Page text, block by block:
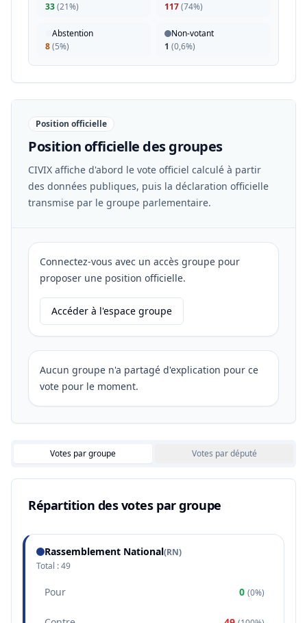
33(21%)
117(74%)
Abstention
8(5%)
Non-votant
1 (0,6%)
Position officielle
Position officielle des groupes
CIVIX affiche d'abord le vote officiel calculé à partir
des données publiques, puis la déclaration officielle
transmise par le groupe parlementaire.
Connectez-vous avec un accès groupe pour
proposer une position officielle.
Accéder à l'espace groupe
Aucun groupe n'a partagé d'explication pour ce
vote pour le moment.
Votes par groupe Votes par député
Répartition des votes par groupe
Rassemblement National(RN)
Total :49
Pour 0 (0%)